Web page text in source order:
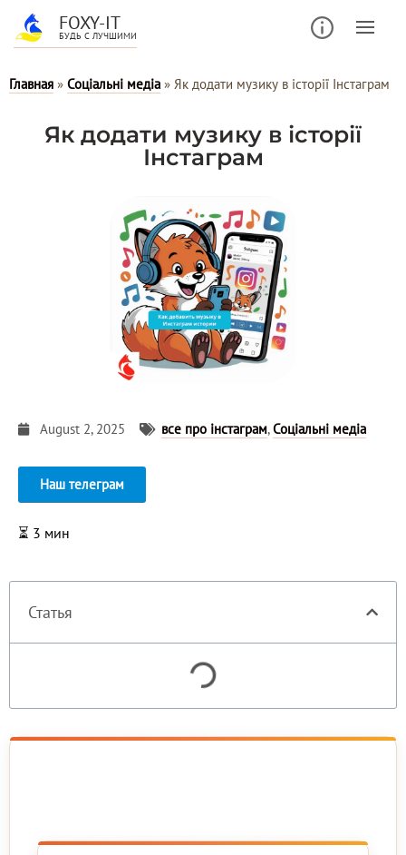
FOXY-IT
БУДЬ С ЛУЧШИМИ
Главная » Соціальні медіа » Як додати музику в історії Інстаграм
Як додати музику в історії
Інстаграм
August 2, 2025 все про інстаграм,Соціальні медіа
Наш телеграм
⏳ 3 мин
Статья